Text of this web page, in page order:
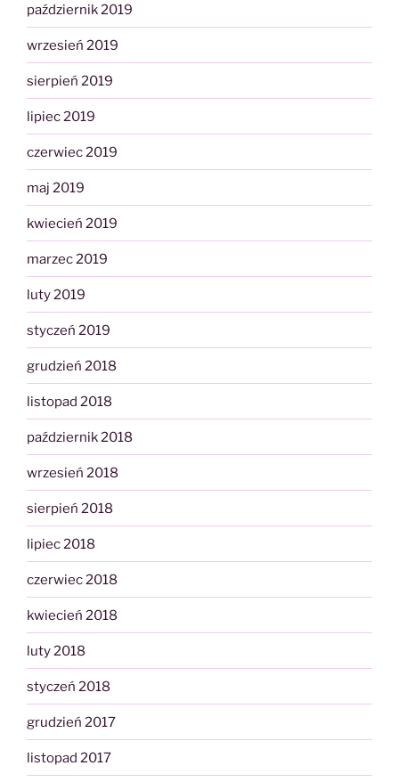
październik 2019
wrzesień 2019
sierpień 2019
lipiec 2019
czerwiec 2019
maj 2019
kwiecień 2019
marzec 2019
luty 2019
styczeń 2019
grudzień 2018
listopad 2018
październik 2018
wrzesień 2018
sierpień 2018
lipiec 2018
czerwiec 2018
kwiecień 2018
luty 2018
styczeń 2018
grudzień 2017
listopad 2017